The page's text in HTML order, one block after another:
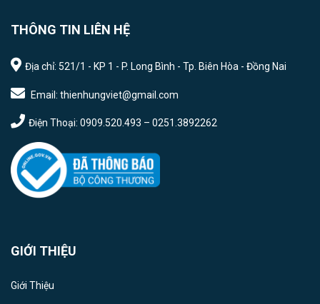
THÔNG TIN LIÊN HỆ
Địa chỉ: 521/1 - KP 1 - P. Long Bình - Tp. Biên Hòa - Đồng Nai
Email: thienhungviet@gmail.com
Điện Thoại: 0909.520.493 – 0251.3892262
GIỚI THIỆU
Giới Thiệu